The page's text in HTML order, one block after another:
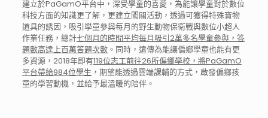
建立於PaGamO平台中，深受學童的喜愛，為能讓學童對於數位
科技方面的知識更了解，更建立闖關活動，透過可獲得特殊寶物
道具的誘因，吸引學童參與每月的野生動物保衛戰與數位小超人
作業任務，總計七個月的時間平均每月吸引2萬多名學童參與，答
題數高達上百萬答題次數。同時，遠傳為能讓偏鄉學童也能有更
多資源，2018年即有119位志工前往26所偏鄉學校，將PaGamO
平台帶給984位學生，期望能透過雲端課輔的方式，啟發偏鄉孩
童的學習動機，並給予最溫暖的陪伴。